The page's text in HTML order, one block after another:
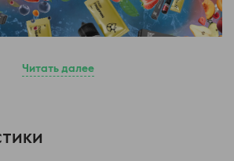
Chaser For Pods – ідеальне
Читать далее